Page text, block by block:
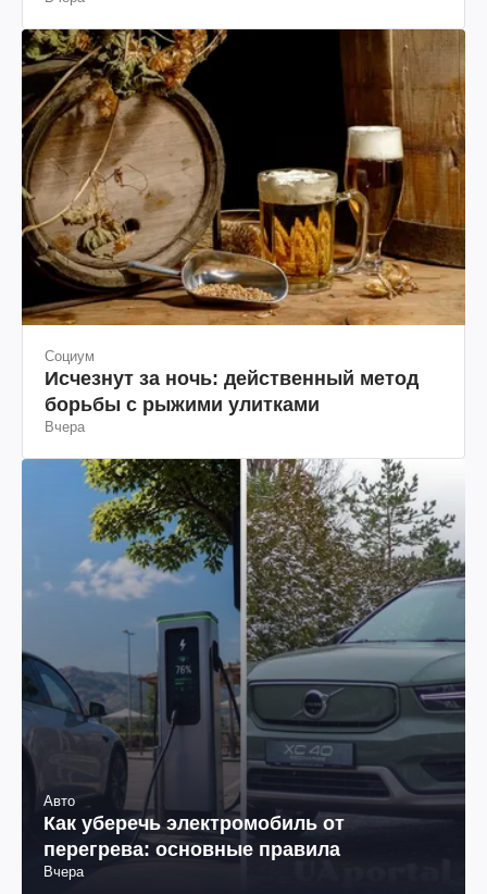
Социум
Исчезнут за ночь: действенный метод
борьбы с рыжими улитками
Авто
Как уберечь электромобиль от
перегрева: основные правила